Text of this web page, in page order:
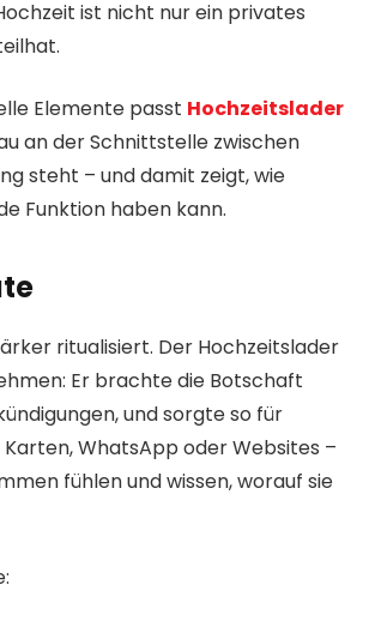
ist nicht nur ein privates
Elemente passt Hochzeitslader
an der Schnittstelle zwischen
steht – und damit zeigt, wie
Funktion haben kann.
ritualisiert. Der Hochzeitslader
Er brachte die Botschaft
und sorgte so für
WhatsApp oder Websites –
fühlen und wissen, worauf sie